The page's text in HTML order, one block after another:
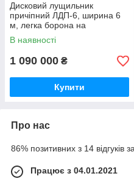
Дисковий лущильник
причіпний ЛДП-6, ширина 6
м, легка борона на
пружинних вібростойках
В наявності
1 090 000 ₴
Купити
Про нас
86% позитивних з 14 відгуків
Працює з 04.01.2021